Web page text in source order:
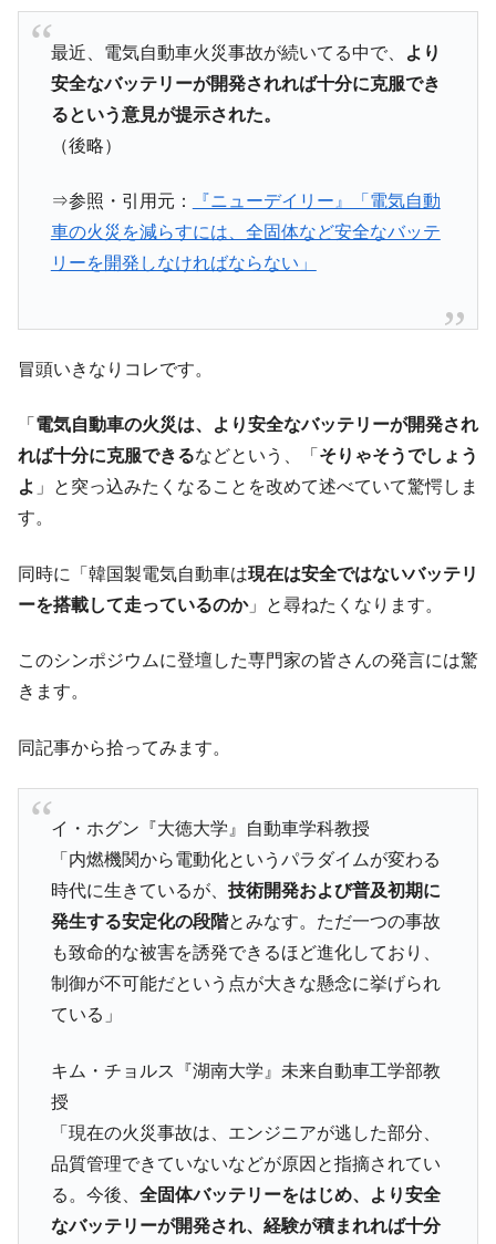
た ⇒ 国家が行った恐るべき株価操作であり、空前の国政壟
『Money1』
韓国･警察職員が「丸刈りになって抗議活
動」
『Money1』
『Money1』
韓国製造業「半導体絶好調」のウラで他業
種は全般的「不調」⇒ PSIが示す現況は決して良くない。
『Money1』
【米韓激突案件】韓国消費者院が『クーパ
『Money1』 韓国で猛暑。南東部では干ばつ
『Money1』
韓国型イージス搭載の次世代駆逐艦
『Money1』
【対日本円】ウォン安が急進！ 日米の協調
に韓国がいっちょがみしたのでは。
『Money1』
韓国政府『BYD』車への補助金を全廃 ⇒ 実
は韓国で『BYD』車は売れている。6カ月で対前年同期比
『Money1』
在韓米国大使スティールが着韓！⇒ さっそ
く空港に詰めかけ「出て行け！」「極右勢力」のプラカー
『Money1』
韓国政府「2035年までに18.4GW規模のAIデ
ータセンター整備」⇒ だから無理だってば。
ほぼ終わった」
発。
韓国政府「ニセＫ-ブランドを通報しようキ
ャンペーン」⇒ あの名物教授も登場！
『Money1』
韓国「橋が落ちました」⇒ 耐久性「なさす
ぎ」では。
『Money1』
韓国鉄鋼最大手『POSCO』ズブズブ沈む。
営業利益80.2％も減少
『Money1』
する差別。許してはおかぬ
『Money1』
他人事のような発言。
『Money1』
韓国半導体『SKハイニックス』2026年2Qの
業績「史上最高益」当期純利益は前年同期比13.4倍に。
『Money1』
韓国･加徳島新国際空港「またも暗礁」の危
最近、電気自動車火災事故が続いてる中で、
より
安全なバッテリーが開発されれば十分に克服でき
るという意見が提示された。
（後略）
⇒参照・引用元：
『ニューデイリー』「電気自動
車の火災を減らすには、全固体など安全なバッテ
リーを開発しなければならない」
冒頭いきなりコレです。
「 電気自動車の火災は、より安全なバッテリーが開発され
れば十分に克服できるなどという、「 そりゃそうでしょう
よ 」と突っ込みたくなることを改めて述べていて驚愕しま
す。
同時に「韓国製電気自動車は現在は安全ではないバッテリ
ーを搭載して走っているのか」と尋ねたくなります。
このシンポジウムに登壇した専門家の皆さんの発言には驚
きます。
同記事から拾ってみます。
イ・ホグン『大徳大学』自動車学科教授
「内燃機関から電動化というパラダイムが変わる
時代に生きているが、 技術開発および普及初期に
発生する安定化の段階とみなす。ただ一つの事故
も致命的な被害を誘発できるほど進化しており、
制御が不可能だという点が大きな懸念に挙げられ
ている」
キム・チョルス『湖南大学』未来自動車工学部教
授
「現在の火災事故は、エンジニアが逃した部分、
品質管理できていないなどが原因と指摘されてい
る。今後、 全固体バッテリーをはじめ、より安全
なバッテリーが開発され、経験が積まれれば十分